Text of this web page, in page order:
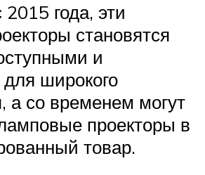
года, эти
становятся
и
широкого
а со временем могут
проекторы в
товар.